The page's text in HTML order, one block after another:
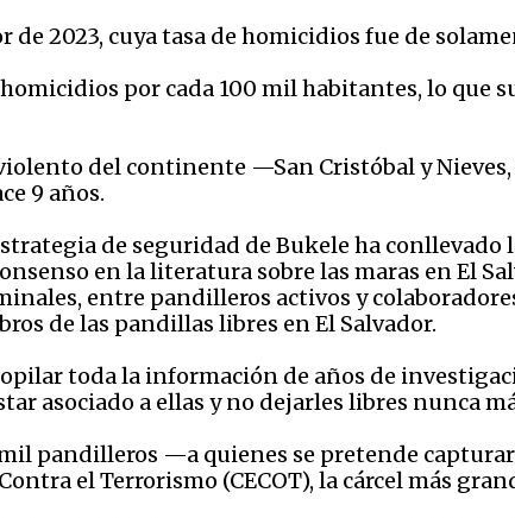
de 2023, cuya tasa de homicidios fue de
homicidios por cada 100 mil habitantes, lo que
del continente —San Cristóbal y
9 años.
de seguridad de Bukele ha conllevado
en la literatura sobre las maras en El
entre pandilleros activos y
de las pandillas libres en El Salvador.
toda la información de años de
asociado a ellas y no dejarles libres nunca
pandilleros —a quienes se pretende
el Terrorismo (CECOT), la cárcel más